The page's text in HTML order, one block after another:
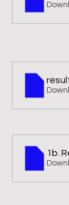
1b.